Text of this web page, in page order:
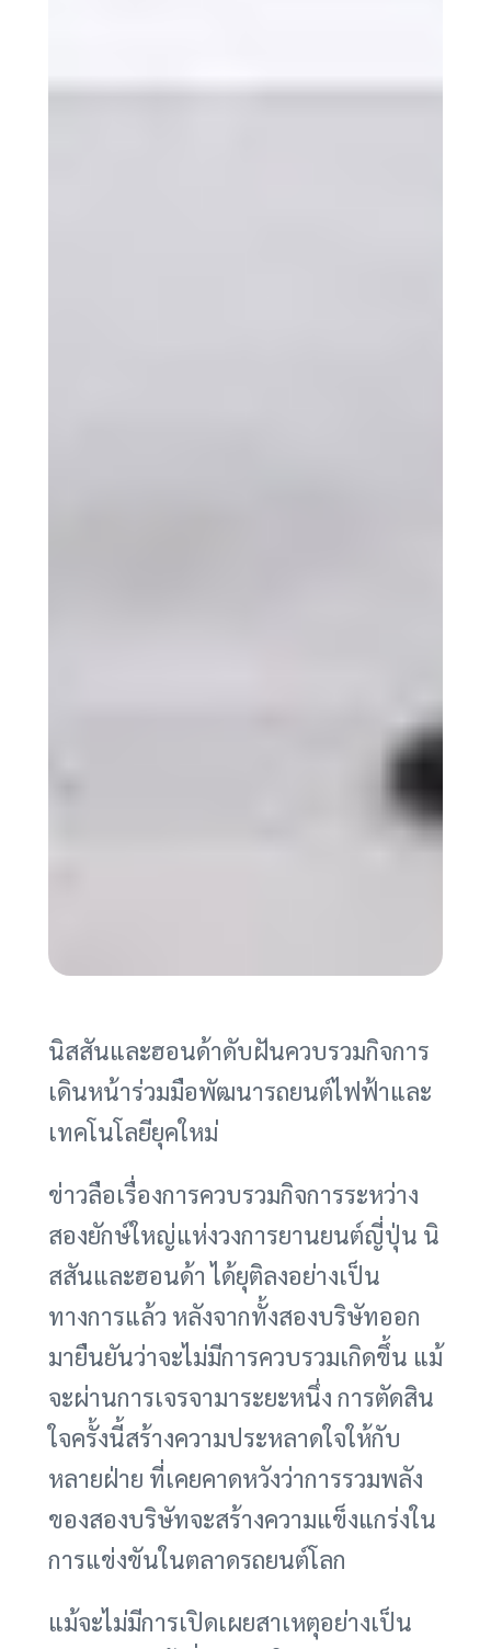
นิสสันและฮอนด้าดับฝันควบรวมกิจการ
เดินหน้าร่วมมือพัฒนารถยนต์ไฟฟ้าและ
เทคโนโลยียุคใหม่
ข่าวลือเรื่องการควบรวมกิจการระหว่าง
สองยักษ์ใหญ่แห่งวงการยานยนต์ญี่ปุ่น นิ
สสันและฮอนด้า ได้ยุติลงอย่างเป็น
ทางการแล้ว หลังจากทั้งสองบริษัทออก
มายืนยันว่าจะไม่มีการควบรวมเกิดขึ้น แม้
จะผ่านการเจรจามาระยะหนึ่ง การตัดสิน
ใจครั้งนี้สร้างความประหลาดใจให้กับ
หลายฝ่าย ที่เคยคาดหวังว่าการรวมพลัง
ของสองบริษัทจะสร้างความแข็งแกร่งใน
การแข่งขันในตลาดรถยนต์โลก
แม้จะไม่มีการเปิดเผยสาเหตุอย่างเป็น